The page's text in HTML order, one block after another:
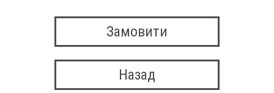
Замовити
Назад